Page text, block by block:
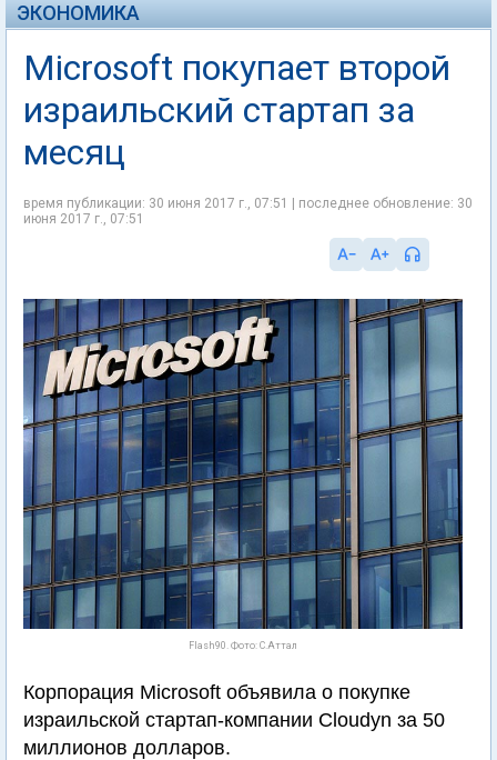
ЭКОНОМИКА
Microsoft покупает второй
израильский стартап за
месяц
время публикации: 30 июня 2017 г., 07:51 | последнее обновление: 30
июня 2017 г., 07:51
Flash90. Фото: С.Аттал
Корпорация Microsoft объявила о покупке
израильской стартап-компании Cloudyn за 50
миллионов долларов.